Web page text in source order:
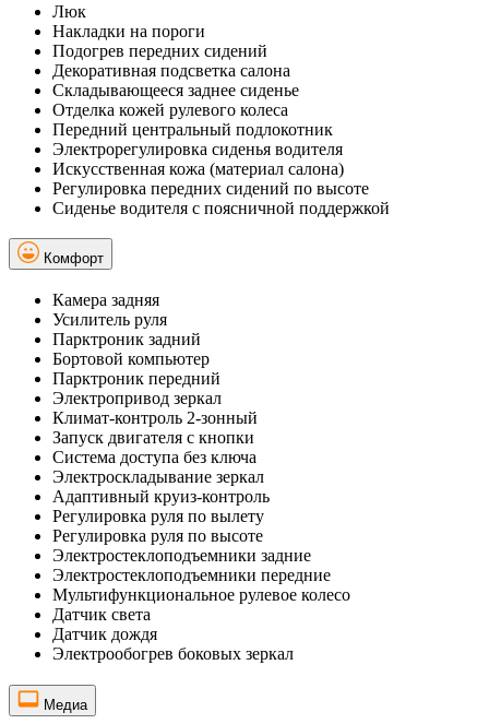
Люк
Накладки на пороги
Подогрев передних сидений
Декоративная подсветка салона
Складывающееся заднее сиденье
Отделка кожей рулевого колеса
Передний центральный подлокотник
Электрорегулировка сиденья водителя
Искусственная кожа (материал салона)
Регулировка передних сидений по высоте
Сиденье водителя с поясничной поддержкой
Комфорт
Камера задняя
Усилитель руля
Парктроник задний
Бортовой компьютер
Парктроник передний
Электропривод зеркал
Климат-контроль 2-зонный
Запуск двигателя с кнопки
Система доступа без ключа
Электроскладывание зеркал
Адаптивный круиз-контроль
Регулировка руля по вылету
Регулировка руля по высоте
Электростеклоподъемники задние
Электростеклоподъемники передние
Мультифункциональное рулевое колесо
Датчик света
Датчик дождя
Электрообогрев боковых зеркал
Медиа